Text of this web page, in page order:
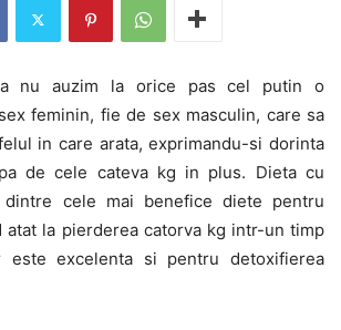
nu auzim la orice pas cel putin o
feminin, fie de sex masculin, care sa
in care arata, exprimandu-si dorinta
de cele cateva kg in plus. Dieta cu
dintre cele mai benefice diete pentru
atat la pierderea catorva kg intr-un timp
excelenta si pentru detoxifierea